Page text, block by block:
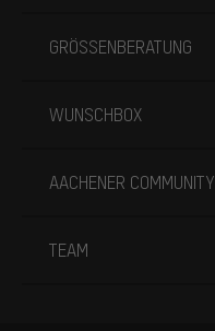
GRÖSSENBERATUNG
WUNSCHBOX
AACHENER COMMUNITY
TEAM